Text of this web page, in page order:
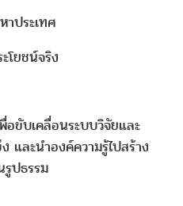
ประเทศ
โยชน์จริง
ขับเคลื่อนระบบวิจัยและ
และนำองค์ความรู้ไปสร้าง
รูปธรรม